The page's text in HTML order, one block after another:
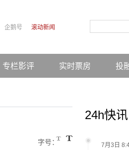
企鹅号 滚动新闻
专栏影评 实时票房 投
字号：
24h快讯
7月3日